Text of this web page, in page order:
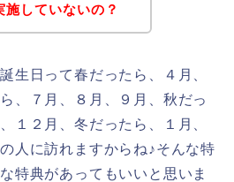
していないの？
生日って春だったら、４月、
、７月、８月、９月、秋だっ
１２月、冬だったら、１月、
人に訪れますからね♪そんな特
特典があってもいいと思いま